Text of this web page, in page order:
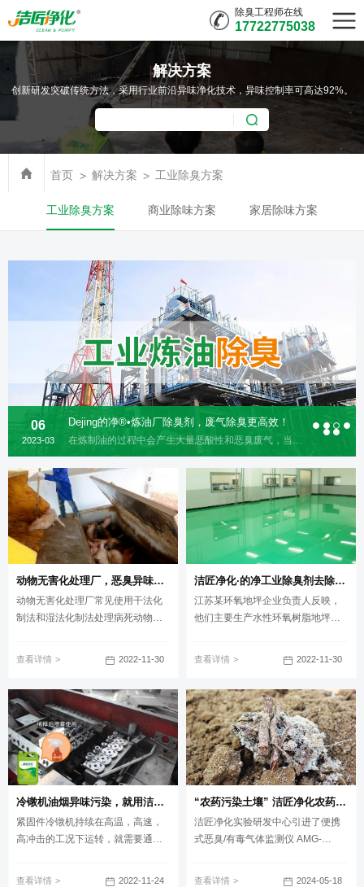
除臭工程师在线
17722775038
解决方案
创新研发突破传统方法，采用行业前沿异味净化技术，异味控制率可高达92%。
首页 解决方案 工业除臭方案
工业除臭方案 商业除味方案 家居除味方案
06
2023-03
Dejing的净®•炼油厂除臭剂，废气除臭更高效！
动物无害化处理厂，恶臭异味危害大，工业除臭剂起作用！
动物无害化处理厂常见使用干法化
制法和湿法化制法处理病死动物和
油。
查看详情 2022-11-30
洁匠净化·的净工业除臭剂去除“环氧树脂地坪”施工后的难闻味道
江苏某环氧地坪企业负责人反映，
他们主要生产水性环氧树脂地坪；
气味消散；
查看详情 2022-11-30
冷镦机油烟异味污染，就用洁匠净化·的净工业除臭剂解决！
紧固件冷镦机持续在高温，高速，
高冲击的工况下运转，就需要通过
查看详情 2022-11-24
“农药污染土壤” 洁匠净化农药除臭剂根源除臭显优势
洁匠净化实验研发中心引进了便携
式恶臭/有毒气体监测仪 AMG-
查看详情 2024-05-18